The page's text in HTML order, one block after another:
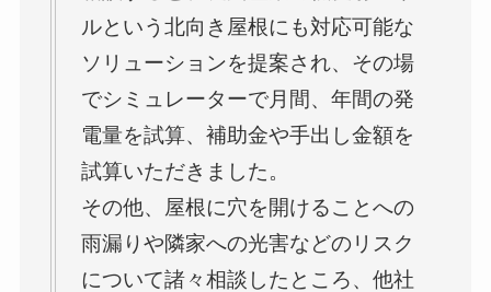
ルという北向き屋根にも対応可能な
ソリューションを提案され、その場
でシミュレーターで月間、年間の発
電量を試算、補助金や手出し金額を
試算いただきました。
その他、屋根に穴を開けることへの
雨漏りや隣家への光害などのリスク
について諸々相談したところ、他社